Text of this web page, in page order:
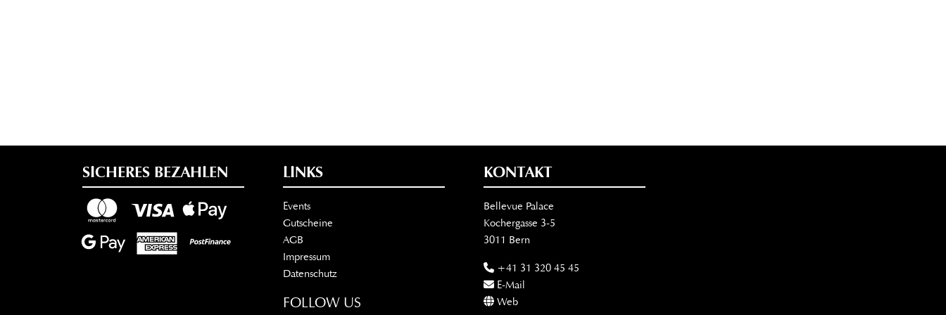
SICHERES BEZAHLEN LINKS
Events
Gutscheine
AGB
Impressum
Datenschutz
FOLLOW US
KONTAKT
Bellevue Palace
Kochergasse 3-5
3011 Bern
+41 31 320 45 45
E-Mail
Web